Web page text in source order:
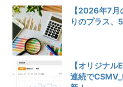
【2026年7
りのプラス、
【オリジナ
連続で